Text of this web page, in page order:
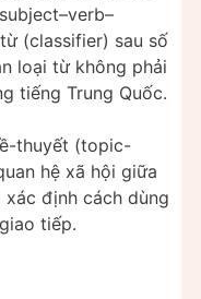
(classifier) sau số
loại từ không phải
tiếng Trung Quốc.
thuyết (topic-
hệ xã hội giữa
định cách dùng
tiếp.